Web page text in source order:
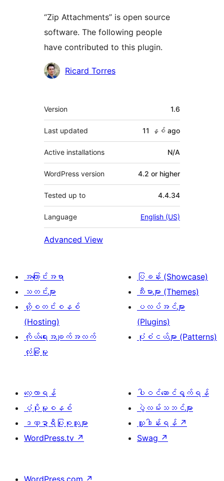
“Zip Attachments” is open source
software. The following people
have contributed to this plugin.
ContributorsRicard Torres
Meta
Version 1.6
Last updated 11 နှစ် ago
Active installations N/A
WordPress version 4.2 or higher
Tested up to 4.4.34
Language English (US)
Advanced View
အကြောင်းအရာ
သတင်းများ
ဟို့စတင်းစနစ်
(Hosting)
ကိုယ်ရေးအချက်အလက်
လုံခြုံမှု
ပြခန်း (Showcase)
သီးမားများ (Themes)
ပလပ်အင်များ
(Plugins)
ပုံစံငယ်များ (Patterns)
လေ့လာရန်
ပံ့ပိုးမှုစနစ်
ဒဏ္ဍာရီပြုစုသူများ
WordPress.tv ↗
ပါဝင်ဆောင်ရွက်ရန်
ပွဲလမ်းသဘင်များ
လှူဒါန်းရန် ↗
Swag ↗
WordPress.com ↗